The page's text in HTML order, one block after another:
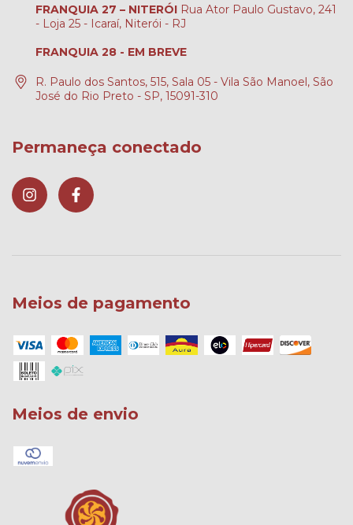
FRANQUIA 27 – NITERÓI Rua Ator Paulo Gustavo, 241
- Loja 25 - Icaraí, Niterói - RJ
FRANQUIA 28 - EM BREVE
R. Paulo dos Santos, 515, Sala 05 - Vila São Manoel, São
José do Rio Preto - SP, 15091-310
Permaneça conectado
Meios de pagamento
Meios de envio